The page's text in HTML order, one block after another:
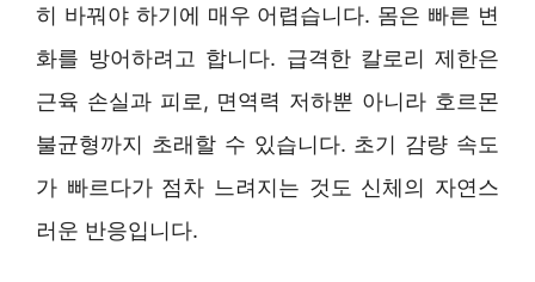
히 바꿔야 하기에 매우 어렵습니다. 몸은 빠른 변
화를 방어하려고 합니다. 급격한 칼로리 제한은
근육 손실과 피로, 면역력 저하뿐 아니라 호르몬
불균형까지 초래할 수 있습니다. 초기 감량 속도
가 빠르다가 점차 느려지는 것도 신체의 자연스
러운 반응입니다.